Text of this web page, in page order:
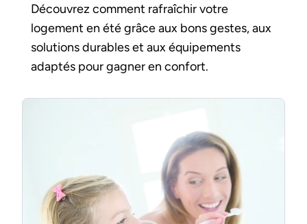
Découvrez comment rafraîchir votre
logement en été grâce aux bons gestes, aux
solutions durables et aux équipements
adaptés pour gagner en confort.